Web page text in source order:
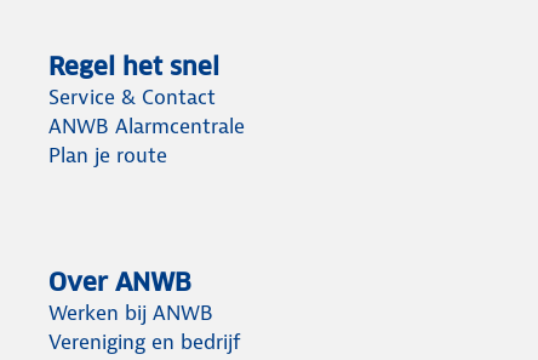
Regel het snel
Service & Contact
ANWB Alarmcentrale
Plan je route
Over ANWB
Werken bij ANWB
Vereniging en bedrijf